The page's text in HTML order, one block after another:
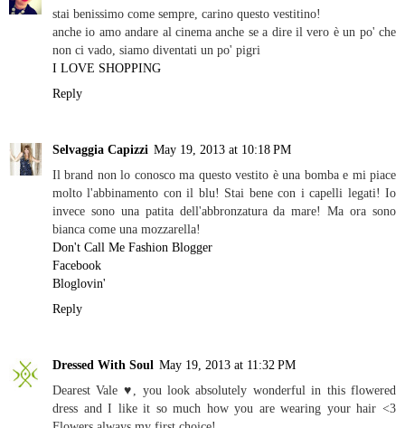
stai benissimo come sempre, carino questo vestitino!
anche io amo andare al cinema anche se a dire il vero è un po' che
non ci vado, siamo diventati un po' pigri
I LOVE SHOPPING
Reply
Selvaggia Capizzi May 19, 2013 at 10:18 PM
Il brand non lo conosco ma questo vestito è una bomba e mi piace
molto l'abbinamento con il blu! Stai bene con i capelli legati! Io
invece sono una patita dell'abbronzatura da mare! Ma ora sono
bianca come una mozzarella!
Don't Call Me Fashion Blogger
Facebook
Bloglovin'
Reply
Dressed With Soul May 19, 2013 at 11:32 PM
Dearest Vale ♥, you look absolutely wonderful in this flowered
dress and I like it so much how you are wearing your hair <3